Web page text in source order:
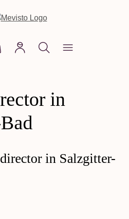
0 wishlist items
cart contains 0 items.
in
in Salzgitter-